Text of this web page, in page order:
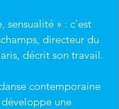
sensualité » : c’est
directeur du
décrit son travail.
contemporaine
une